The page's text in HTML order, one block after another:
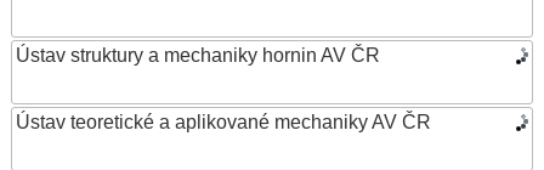
Ústav struktury a mechaniky hornin AV ČR
Ústav teoretické a aplikované mechaniky AV ČR